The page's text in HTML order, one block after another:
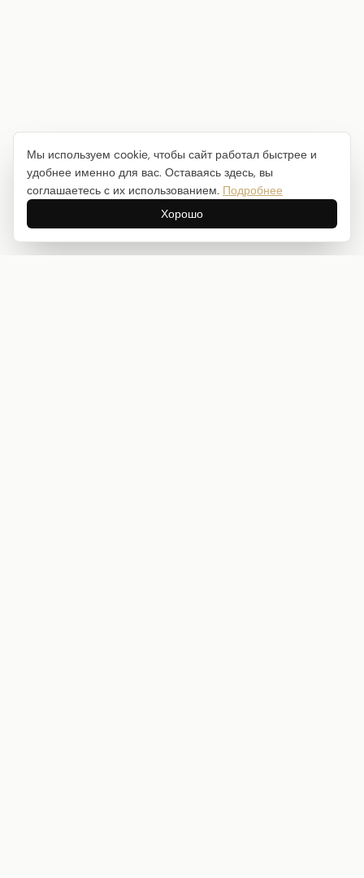
Мы используем cookie, чтобы сайт работал быстрее и
удобнее именно для вас. Оставаясь здесь, вы
соглашаетесь с их использованием. Подробнее
Хорошо